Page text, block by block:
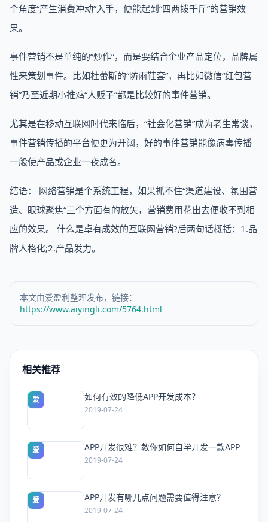
个角度“产生消费冲动”入手，便能起到“四两拨千斤”的营销效
果。
事件营销不是单纯的“炒作”，而是要结合企业产品定位，品牌属
性来策划事件。比如杜蕾斯的“防雨鞋套”，再比如微信“红包营
销”乃至近期小推鸡“人贩子”都是比较好的事件营销。
尤其是在移动互联网时代来临后，“社会化营销”成为老生常谈，
事件营销传播的平台便更为开阔，好的事件营销能像病毒传播
一般使产品或企业一夜成名。
结语： 网络营销是个系统工程，如果抓不住“渠道建设、氛围营
造、眼球聚焦“三个方面有的放矢，营销费用花出去便收不到相
应的效果。 什么是卓有成效的互联网营销?后两句话概括：1.品
牌人格化;2.产品发力。
本文由爱盈利整理发布，链接：
https://www.aiyingli.com/5764.html
相关推荐
爱 如何有效的降低APP开发成本？
2019-07-24
爱 APP开发很难？教你如何自学开发一款APP
2019-07-24
爱 APP开发有哪几点问题需要值得注意？
2019-07-24